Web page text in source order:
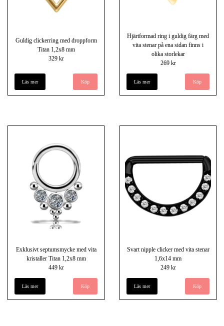
Guldig clickerring med droppform
Titan 1,2x8 mm
329 kr
Läs mer
Hjärtformad ring i guldig färg med
vita stenar på ena sidan finns i
olika storlekar
269 kr
Läs mer Köp
Exklusivt septumsmycke med vita
kristaller Titan 1,2x8 mm
449 kr
Läs mer
Svart nipple clicker med vita stenar
1,6x14 mm
249 kr
Läs mer